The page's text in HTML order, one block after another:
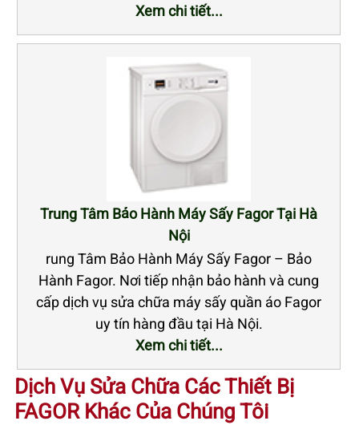
Xem chi tiết...
Trung Tâm Bảo Hành Máy Sấy Fagor Tại Hà
Nội
rung Tâm Bảo Hành Máy Sấy Fagor – Bảo
Hành Fagor. Nơi tiếp nhận bảo hành và cung
cấp dịch vụ sửa chữa máy sấy quần áo Fagor
uy tín hàng đầu tại Hà Nội.
Xem chi tiết...
Dịch Vụ Sửa Chữa Các Thiết Bị
FAGOR Khác Của Chúng Tôi